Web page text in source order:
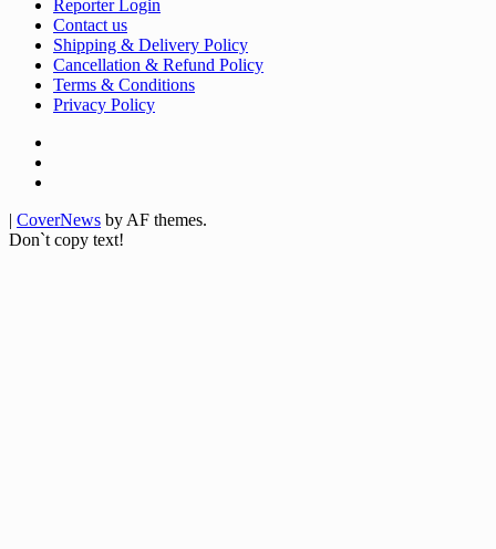
Reporter Login
Contact us
Shipping & Delivery Policy
Cancellation & Refund Policy
Terms & Conditions
Privacy Policy
| CoverNews by AF themes.
Don`t copy text!